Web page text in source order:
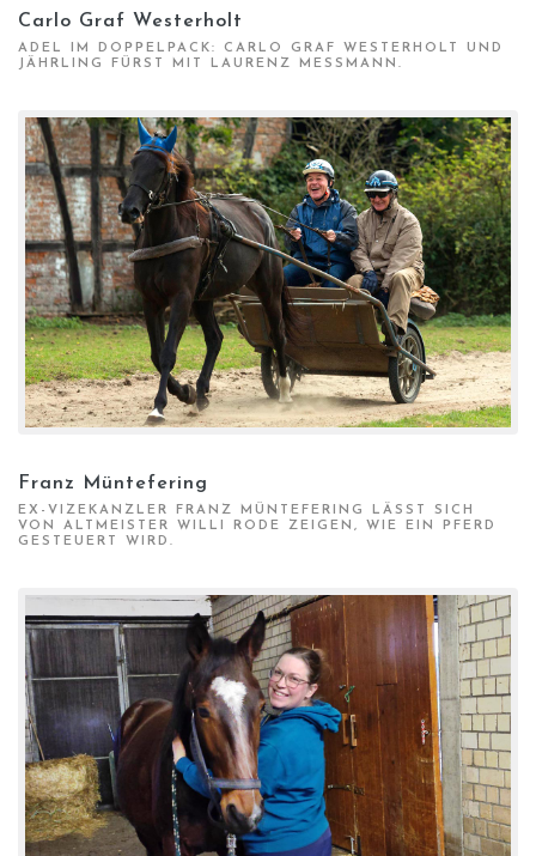
Carlo Graf Westerholt
ADEL IM DOPPELPACK: CARLO GRAF WESTERHOLT UND
JÄHRLING FÜRST MIT LAURENZ MESSMANN.
Franz Müntefering
EX-VIZEKANZLER FRANZ MÜNTEFERING LÄSST SICH
VON ALTMEISTER WILLI RODE ZEIGEN, WIE EIN PFERD
GESTEUERT WIRD.